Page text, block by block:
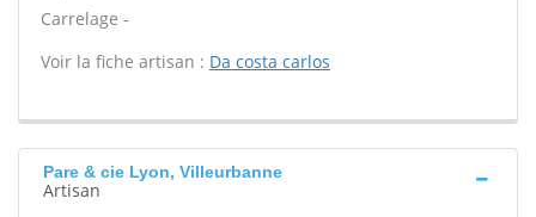
Carrelage -
Voir la fiche artisan : Da costa carlos
Pare & cie Lyon, Villeurbanne
Artisan